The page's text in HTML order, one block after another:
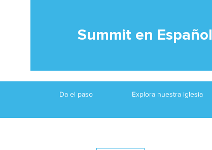
Summit en Español
Da el paso Explora nuestra iglesia